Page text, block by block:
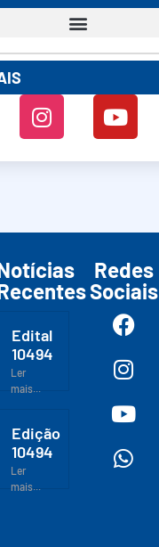
Edital
10494
Ler
mais...
Edição
10494
Ler
mais...
Redes
Sociais